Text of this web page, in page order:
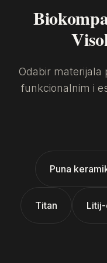
Odabir materijala
funkcionalnim i
Puna
Titan